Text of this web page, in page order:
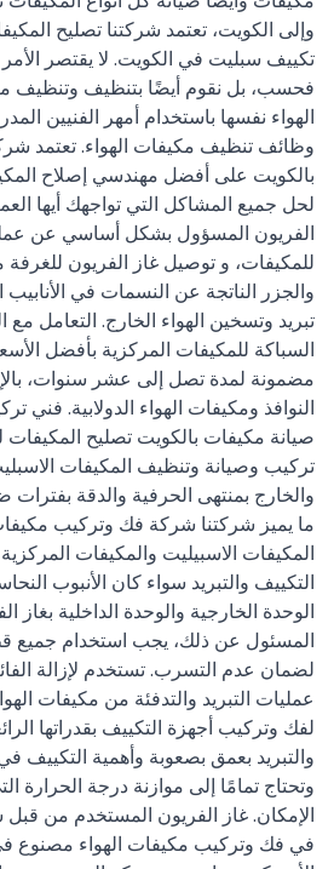
وإلى الكويت، تعتمد شركتنا تصليح
تكييف سبليت في الكويت. لا يقتصر
فحسب، بل نقوم أيضًا بتنظيف وتنظيف
الهواء نفسها باستخدام أمهر الفنيين
وظائف تنظيف مكيفات الهواء. تعتمد
بالكويت على أفضل مهندسي إصلاح
لحل جميع المشاكل التي تواجهك أيها
الفريون المسؤول بشكل أساسي عن عملية
للمكيفات، و توصيل غاز الفريون
والجزر الناتجة عن النسمات في
تبريد وتسخين الهواء الخارج. التعامل
السباكة للمكيفات المركزية بأفضل
مضمونة لمدة تصل إلى عشر سنوات،
النوافذ ومكيفات الهواء الدولابية.
صيانة مكيفات بالكويت تصليح
تركيب وصيانة وتنظيف المكيفات
والخارج بمنتهى الحرفية والدقة
ما يميز شركتنا شركة فك وتركيب
المكيفات الاسبيليت والمكيفات
التكييف والتبريد سواء كان الأنبوب
الوحدة الخارجية والوحدة الداخلية بغاز
المسئول عن ذلك، يجب استخدام جميع
لضمان عدم التسرب. تستخدم لإزالة
عمليات التبريد والتدفئة من مكيفات
لفك وتركيب أجهزة التكييف بقدراتها
والتبريد بعمق بصعوبة وأهمية التكييف
وتحتاج تمامًا إلى موازنة درجة الحرارة
الإمكان. غاز الفريون المستخدم من
في فك وتركيب مكيفات الهواء مصنوع في